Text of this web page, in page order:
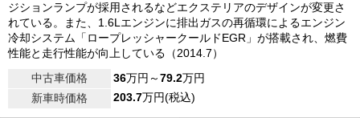
ジションランプが採用されるなどエクステリアのデザインが変更さ
れている。また、1.6Lエンジンに排出ガスの再循環によるエンジン
冷却システム「ロープレッシャークールドEGR」が搭載され、燃費
性能と走行性能が向上している（2014.7）
中古車価格
36万円～79.2万円
新車時価格
203.7万円(税込)